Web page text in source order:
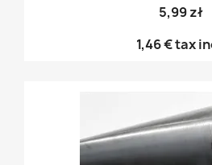
5,99 zł
1,46 €tax